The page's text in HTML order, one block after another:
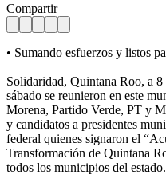
Compartir
• Sumando esfuerzos y listos
Solidaridad, Quintana Roo, a
sábado se reunieron en este
Morena, Partido Verde, PT y
y candidatos a presidentes
federal quienes signaron el
Transformación de Quintana
todos los municipios del estado.